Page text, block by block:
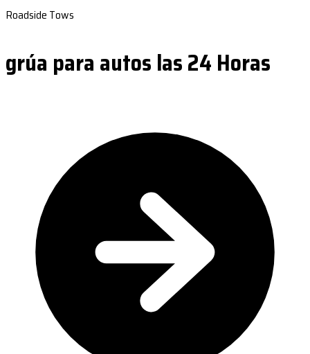
Roadside Tows
grúa para autos las 24 Horas